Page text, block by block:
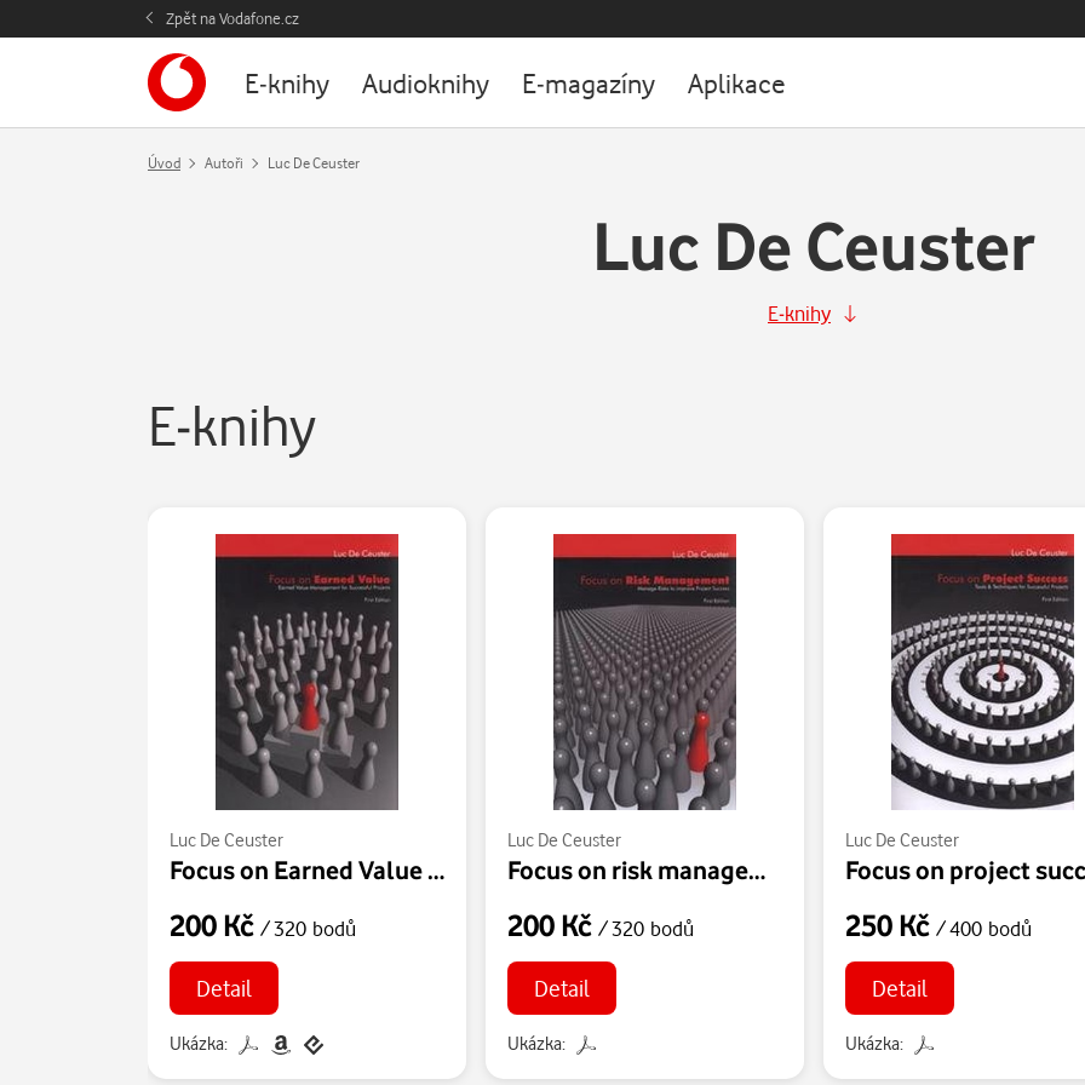
Zpět na Vodafone.cz
E-knihy Audioknihy E-magazíny Aplikace
Úvod Autoři Luc De Ceuster
Luc De Ceuster
E-knihy
E-knihy
Luc De Ceuster
Focus on Earned Value – Earned Value Management for Successful Projects
200 Kč / 320 bodů
Detail
Ukázka:
Luc De Ceuster
Focus on risk management - Manage risks to improve project success
200 Kč / 320 bodů
Detail
Ukázka:
Luc De Ceuster
250 Kč / 400 bodů
Detail
Ukázka: